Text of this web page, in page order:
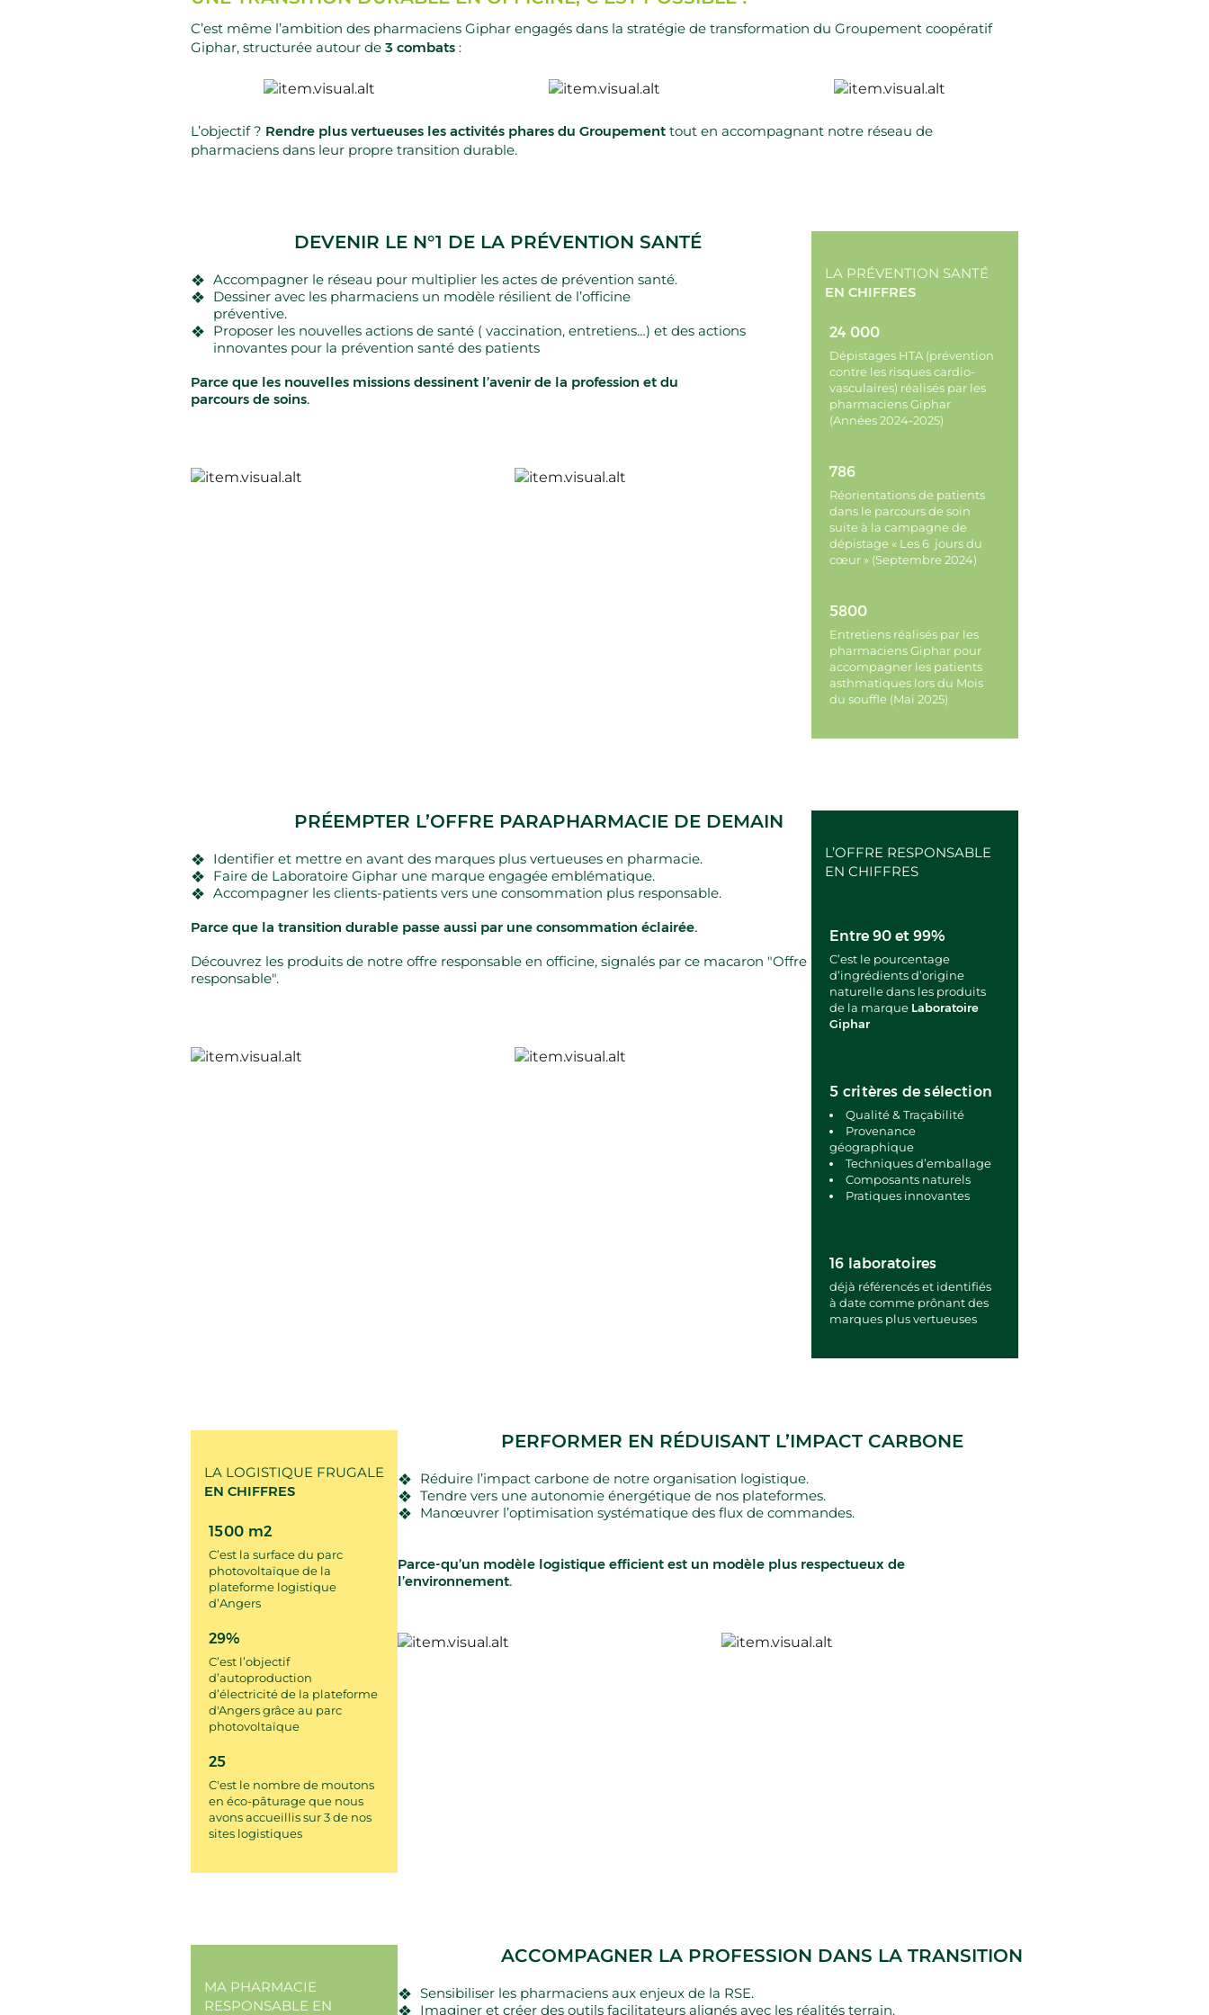
C’est même l’ambition des pharmaciens Giphar engagés dans la stratégie de transformation du Groupement coopératif
Giphar, structurée autour de 3 combats :
L’objectif ? Rendre plus vertueuses les activités phares du Groupement tout en accompagnant notre réseau de
pharmaciens dans leur propre transition durable.
DEVENIR LE N°1 DE LA PRÉVENTION SANTÉ
Accompagner le réseau pour multiplier les actes de prévention santé.
Dessiner avec les pharmaciens un modèle résilient de l’officine
préventive.
Proposer les nouvelles actions de santé ( vaccination, entretiens…) et des actions
innovantes pour la prévention santé des patients​
Parce que les nouvelles missions dessinent l’avenir de la profession et du
parcours de soins.
LA PRÉVENTION SANTÉ
EN CHIFFRES
24 000
Dépistages HTA (prévention
contre les risques cardio-
vasculaires) réalisés par les
pharmaciens Giphar
(Années 2024-2025)
786
Réorientations de patients
dans le parcours de soin
suite à la campagne de
dépistage « Les 6 jours du
cœur » (Septembre 2024)
5800
Entretiens réalisés par les
pharmaciens Giphar pour
accompagner les patients
asthmatiques lors du Mois
du souffle (Mai 2025)
PRÉEMPTER L’OFFRE PARAPHARMACIE DE DEMAIN
Identifier et mettre en avant des marques plus vertueuses en pharmacie.
Faire de Laboratoire Giphar une marque engagée emblématique.
Accompagner les clients-patients vers une consommation plus responsable.
Parce que la transition durable passe aussi par une consommation éclairée.
Découvrez les produits de notre offre responsable en officine, signalés par ce macaron "Offre
responsable".
L’OFFRE RESPONSABLE
EN CHIFFRES
Entre 90 et 99%
C’est le pourcentage
d’ingrédients d’origine
naturelle dans les produits
de la marque Laboratoire
Giphar
5 critères de sélection
Qualité & Traçabilité
Provenance
géographique
Techniques d’emballage
Composants naturels
Pratiques innovantes
16 laboratoires
déjà référencés et identifiés
à date comme prônant des
marques plus vertueuses
PERFORMER EN RÉDUISANT L’IMPACT CARBONE
Réduire l’impact carbone de notre organisation logistique.
Tendre vers une autonomie énergétique de nos plateformes.
Manœuvrer l’optimisation systématique des flux de commandes.
Parce-qu’un modèle logistique efficient est un modèle plus respectueux de
l’environnement.
LA LOGISTIQUE FRUGALE
EN CHIFFRES
1500 m2
C’est la surface du parc
photovoltaïque de la
plateforme logistique
d’Angers
29%
C’est l’objectif
d’autoproduction
d’électricité de la plateforme
d'Angers grâce au parc
photovoltaïque
25
C'est le nombre de moutons
en éco-pâturage que nous
avons accueillis sur 3 de nos
sites logistiques
ACCOMPAGNER LA PROFESSION DANS LA TRANSITION
Sensibiliser les pharmaciens aux enjeux de la RSE.
Imaginer et créer des outils facilitateurs alignés avec les réalités terrain.
MA PHARMACIE
RESPONSABLE EN